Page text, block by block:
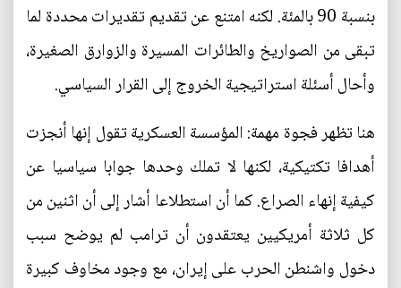
بنسبة 90 بالمئة. لكنه امتنع عن تقديم تقديرات محددة لما
تبقى من الصواريخ والطائرات المسيرة والزوارق الصغيرة،
وأحال أسئلة استراتيجية الخروج إلى القرار السياسي.
هنا تظهر فجوة مهمة: المؤسسة العسكرية تقول إنها أنجزت
أهدافا تكتيكية، لكنها لا تملك وحدها جوابا سياسيا عن
كيفية إنهاء الصراع. كما أن استطلاعا أشار إلى أن اثنين من
كل ثلاثة أمريكيين يعتقدون أن ترامب لم يوضح سبب
دخول واشنطن الحرب على إيران، مع وجود مخاوف كبيرة